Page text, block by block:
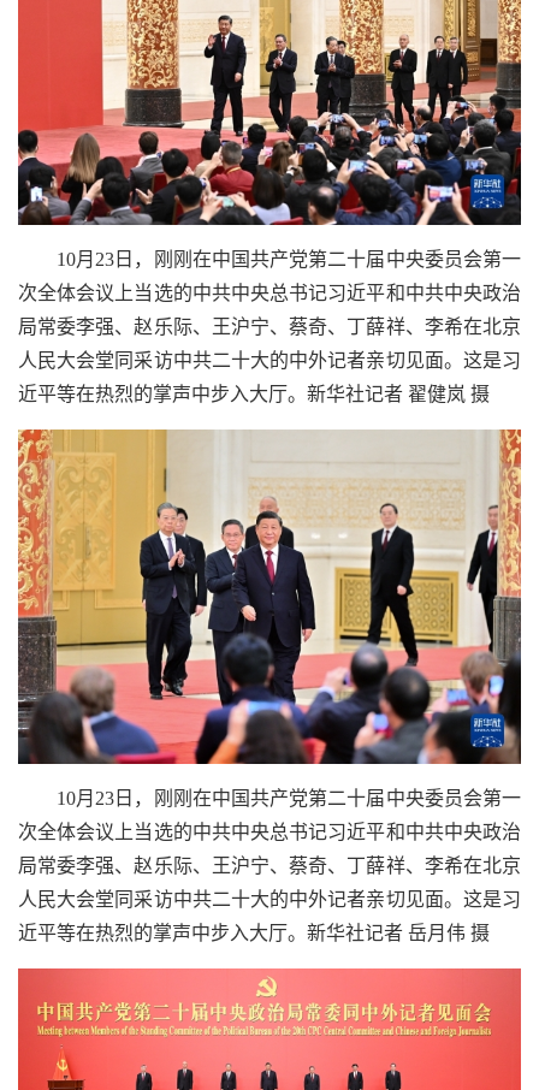
10月23日，刚刚在中国共产党第二十届中央委员会第一
次全体会议上当选的中共中央总书记习近平和中共中央政治
局常委李强、赵乐际、王沪宁、蔡奇、丁薛祥、李希在北京
人民大会堂同采访中共二十大的中外记者亲切见面。这是习
近平等在热烈的掌声中步入大厅。新华社记者 翟健岚 摄
10月23日，刚刚在中国共产党第二十届中央委员会第一
次全体会议上当选的中共中央总书记习近平和中共中央政治
局常委李强、赵乐际、王沪宁、蔡奇、丁薛祥、李希在北京
人民大会堂同采访中共二十大的中外记者亲切见面。这是习
近平等在热烈的掌声中步入大厅。新华社记者 岳月伟 摄